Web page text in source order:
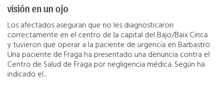
visión en un ojo
Los afectados aseguran que no les diagnosticaron
correctamente en el centro de la capital del Bajo/Baix Cinca
y tuvieron que operar a la paciente de urgencia en Barbastro
Una paciente de Fraga ha presentado una denuncia contra el
Centro de Salud de Fraga por negligencia médica. Según ha
indicado el...